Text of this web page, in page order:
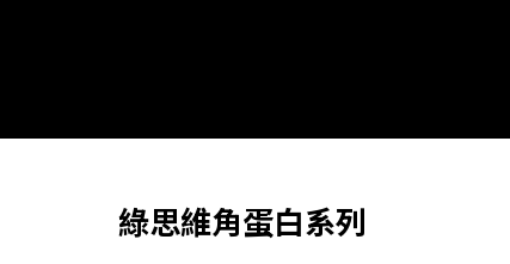
綠思維角蛋白系列